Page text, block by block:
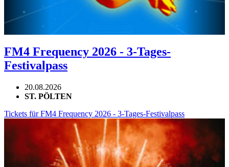
FM4 Frequency 2026 - 3-Tages-
Festivalpass
20.08.2026
ST. PÖLTEN
Tickets für FM4 Frequency 2026 - 3-Tages-Festivalpass